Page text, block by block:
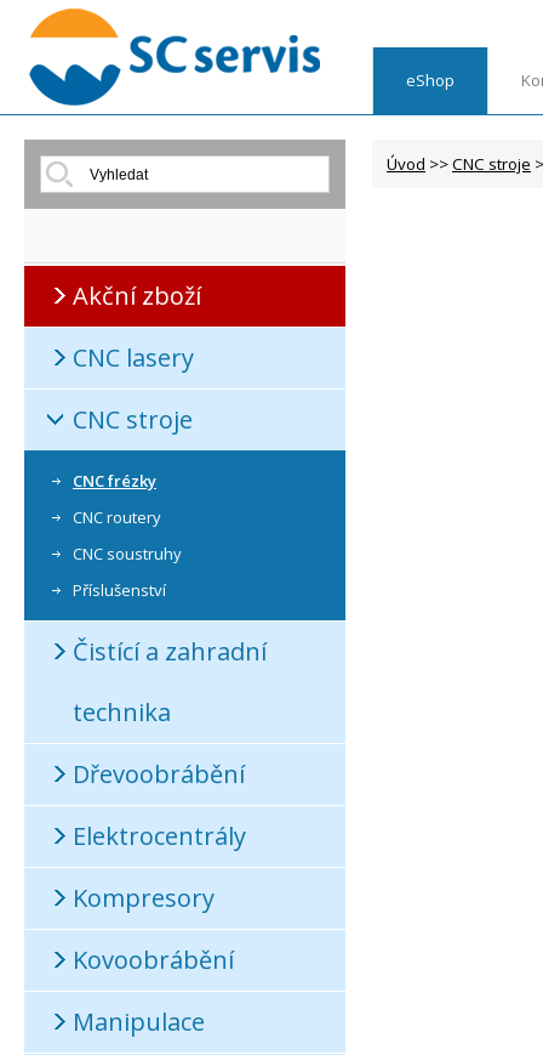
eShop
Akční zboží
CNC lasery
CNC stroje
CNC frézky
CNC routery
CNC soustruhy
Příslušenství
Čistící a zahradní
technika
Dřevoobrábění
Elektrocentrály
Kompresory
Kovoobrábění
Manipulace
Úvod >>CNC stroje